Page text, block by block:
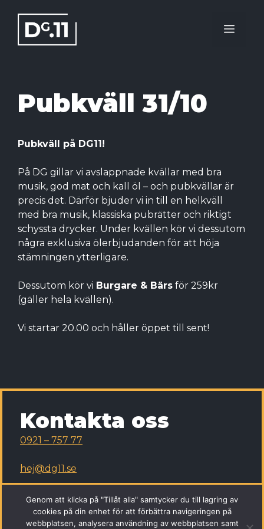
innehåll
Meny
Pubkväll 31/10
Pubkväll på DG11!
På DG gillar vi avslappnade kvällar med bra
musik, god mat och kall öl – och pubkvällar är
precis det. Därför bjuder vi in till en helkväll
med bra musik, klassiska pubrätter och riktigt
schyssta drycker. Under kvällen kör vi dessutom
några exklusiva ölerbjudanden för att höja
stämningen ytterligare.
Dessutom kör vi Burgare & Bärs för 259kr
(gäller hela kvällen).
Vi startar 20.00 och håller öppet till sent!
Kontakta oss
0921 – 757 77
hej@dg11.se
Drottninggatan 11, 961 35 Boden
Genom att klicka på "Tillåt alla" samtycker du till lagring av
cookies på din enhet för att förbättra navigeringen på
webbplatsen, analysera användning av webbplatsen samt